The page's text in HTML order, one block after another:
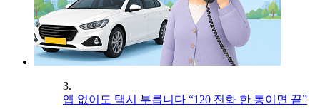
3.
앱 없이도 택시 부릅니다 “120 전화 한 통이면 끝”